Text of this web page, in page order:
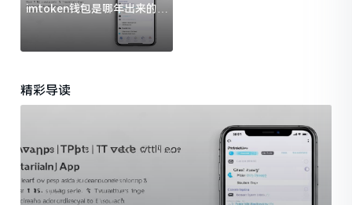
imtoken钱包是哪年出来的？
一文给你说清楚
精彩导读